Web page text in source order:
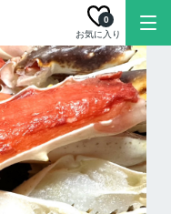
お気に入り
0